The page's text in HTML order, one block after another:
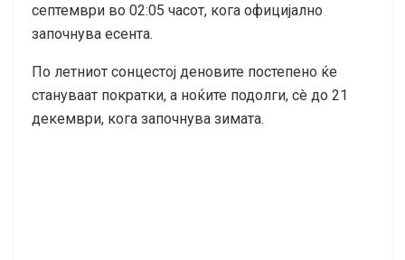
септември во 02:05 часот, кога официјално
започнува есента.
По летниот сонцестој деновите постепено ќе
стануваат пократки, а ноќите подолги, сè до 21
декември, кога започнува зимата.